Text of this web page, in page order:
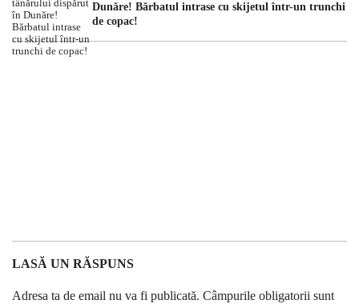
Dunăre! Bărbatul intrase cu skijetul într-un trunchi
de copac!
LASĂ UN RĂSPUNS
Adresa ta de email nu va fi publicată. Câmpurile obligatorii sunt